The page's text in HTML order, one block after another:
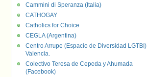
Cammini di Speranza (Italia)
CATHOGAY
Catholics for Choice
CEGLA (Argentina)
Centro Arrupe (Espacio de Diversidad LGTBI)
Valencia.
Colectivo Teresa de Cepeda y Ahumada
(Facebook)